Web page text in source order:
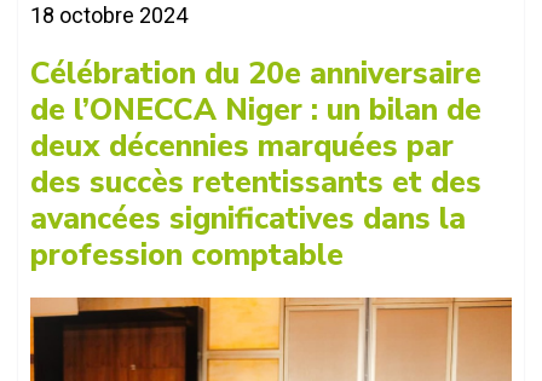
s’apprête à accueillir le 7e Congrès des...
18 octobre 2024
Célébration du 20e anniversaire
de l’ONECCA Niger : un bilan de
deux décennies marquées par
des succès retentissants et des
avancées significatives dans la
profession comptable